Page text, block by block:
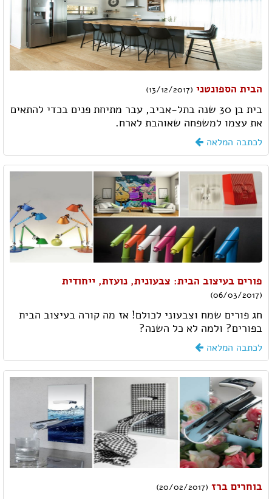
הבית הספונטני (13/12/2017)
בית בן 30 שנה בתל-אביב, עבר מתיחת פנים בכדי להתאים
את עצמו למשפחה שאוהבת לארח.
לכתבה המלאה
פורים בעיצוב הבית: צבעונית, נועזת, ייחודית
(06/03/2017)
חג פורים שמח וצבעוני לכולם! אז מה קורה בעיצוב הבית
בפורים? ולמה לא כל השנה?
לכתבה המלאה
בוחרים ברז (20/02/2017)